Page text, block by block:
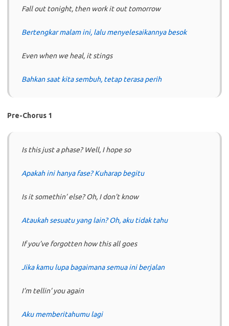
Fall out tonight, then work it out tomorrow
Bertengkar malam ini, lalu menyelesaikannya besok
Even when we heal, it stings
Bahkan saat kita sembuh, tetap terasa perih
Pre-Chorus 1
Is this just a phase? Well, I hope so
Apakah ini hanya fase? Kuharap begitu
Is it somethin’ else? Oh, I don’t know
Ataukah sesuatu yang lain? Oh, aku tidak tahu
If you’ve forgotten how this all goes
Jika kamu lupa bagaimana semua ini berjalan
I’m tellin’ you again
Aku memberitahumu lagi